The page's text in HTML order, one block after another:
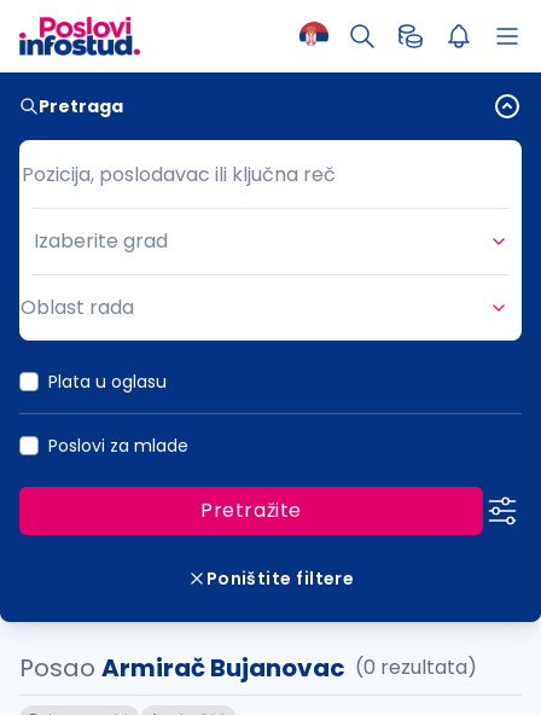
Pretraga
Pozicija, poslodavac ili ključna reč
Pozicija, poslodavac ili ključna reč
Grad
Izaberite grad
Oblast rada
Plata u oglasu
Poslovi za mlade
Pretražite
Poništite filtere
Posao Armirač Bujanovac (0 rezultata)